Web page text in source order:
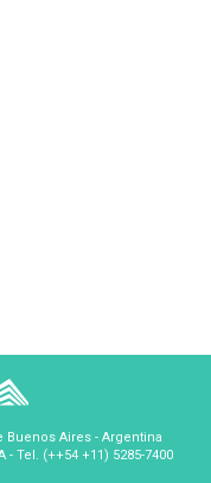
Buenos Aires - Argentina
Tel. (++54 +11) 5285-7400